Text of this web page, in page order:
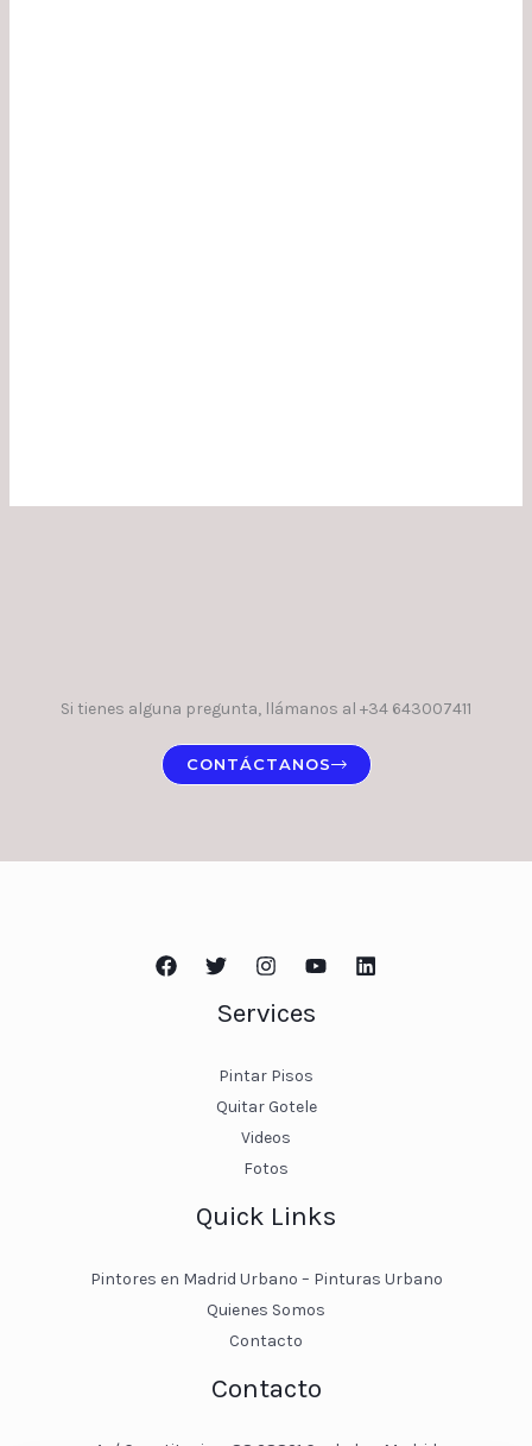
Si tienes alguna pregunta, llámanos al +34 643007411
CONTÁCTANOS
Services
Pintar Pisos
Quitar Gotele
Videos
Fotos
Quick Links
Pintores en Madrid Urbano – Pinturas Urbano
Quienes Somos
Contacto
Contacto